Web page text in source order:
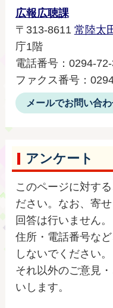
広報広聴課
〒313-8611 常陸太
庁1階
電話番号：
ファクス番号：
メールでお問い合
アンケート
このページに対す
ださい。なお、寄
回答は行いません。
住所・電話番号な
しないでください。
それ以外のご意見
いします。